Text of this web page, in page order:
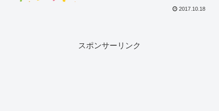
2017.10.18
スポンサーリンク